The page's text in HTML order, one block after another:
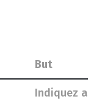
But
Indiquez au